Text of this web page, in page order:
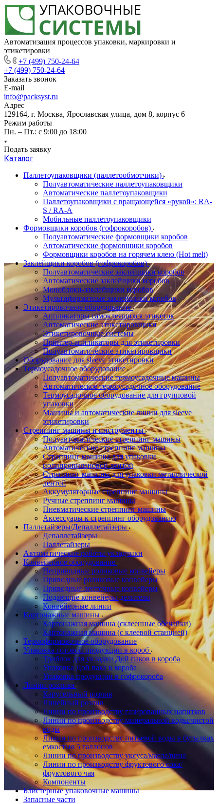
Автоматизация процессов упаковки, маркировки и
этикетировки
+7 (499) 750-24-64
+7 (499) 750-24-64
Заказать звонок
E-mail
info@packsyst.ru
Адрес
129164, г. Москва, Ярославская улица, дом 8, корпус 6
Режим работы
Пн. – Пт.: с 9:00 до 18:00
Подать заявку
Каталог
Паллетоупаковщики (паллетообмотчики)
Полуавтоматические паллетоупаковщики
Автоматические паллетоупаковщики
Паллетоупаковщики с вращающейся «рукой»: RA-
S / RA-A
Мобильные паллетоупаковщики
Формовщики коробов (гофрокоробов)
Полуавтоматические формовщики коробов
Автоматические формовщики коробов
Формовщики коробов на горячем клею (Hot melt)
Заклейщики коробов (гофрокоробов)
Полуавтоматические заклейщики коробов
Автоматические заклейщики коробов
Моноблоки-заклейщики коробов
Мультиформатные заклейщики коробов
Этикетировочное оборудование
Аппликаторы самоклеящихся этикеток
Автоматические этикетировщики
Этикетировочные системы
Принтер-аппликаторы для этикетировки
Полуавтоматические этикетировщики
Оборудование для sleeve этикетировки
Термоусадочное оборудование
Полуавтоматические термоусадочные машины
Автоматическое термоусадочное оборудование
Термоусадочное оборудование для групповой
упаковки
Машины и автоматические линии для sleeve
этикетировки
Стреппинг машины и инструменты
Полуавтоматические стреппинг машины
Автоматические стреппинг машины
Стреппинг машины для упаковки
полипропиленовой лентой
Стреппинг машины для упаковки металлической
лентой
Аккумуляторные стреппинг машины
Ручные стреппинг машины
Пневматические стреппинг машины
Аксессуары к стреппинг оборудованию
Паллетайзеры/Депаллетайзеры
Депаллетайзеры
Паллетайзеры
Автоматические роботы укладчики
Конвейерное оборудование
Неприводные роликовые конвейеры
Приводные роликовые конвейеры
Приводные ленточные конвейеры
Подающие конвейеры-делители
Конвейерные линии
Картонажные машины
Картонажная машина (склеенные обечайки)
Картонажная машина (с клеевой станцией)
Термоформовочное оборудование
Упаковка готовой продукции в короб
Триблок для укладки Дой паков в короба
Упаковка Дой пака в короба
Упаковка продукции в гофрокороба
Линии розлива
Карусельный розлив
Линейный розлив
Линии по производству газированных напитков
Линии по производству минеральной воды/чистой
воды
Линии по производству питьевой воды в бутылках
емкостью 5 галлонов
Линии по производству уксуса/масла/вина
Линии по производству фруктового сока/
фруктового чая
Компоненты
Блистерные упаковочные машины
Запасные части